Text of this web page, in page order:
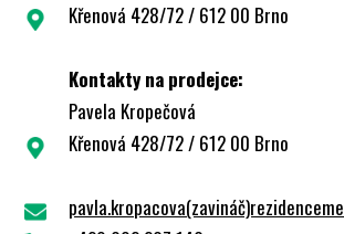
Křenová 428/72 / 612 00 Brno
Kontakty na prodejce:
Pavela Kropečová
Křenová 428/72 / 612 00 Brno